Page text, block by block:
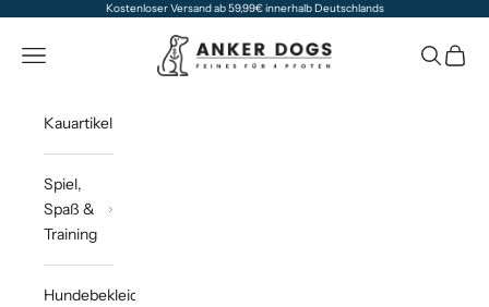
Zum Inhalt springenKostenloser Versand ab 59,99€ innerhalb Deutschlands
Anker Dogs
Navigationsmenü öffnen Suche
Kauartikel
Spiel,
Spaß &
Training
Hundebekleidung